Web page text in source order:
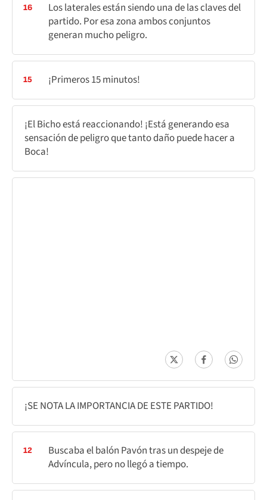
16
Los laterales están siendo una de las claves del
partido. Por esa zona ambos conjuntos
generan mucho peligro.
15 ¡Primeros 15 minutos!
¡El Bicho está reaccionando! ¡Está generando esa
sensación de peligro que tanto daño puede hacer a
Boca!
¡SE NOTA LA IMPORTANCIA DE ESTE PARTIDO!
12
Buscaba el balón Pavón tras un despeje de
Advíncula, pero no llegó a tiempo.